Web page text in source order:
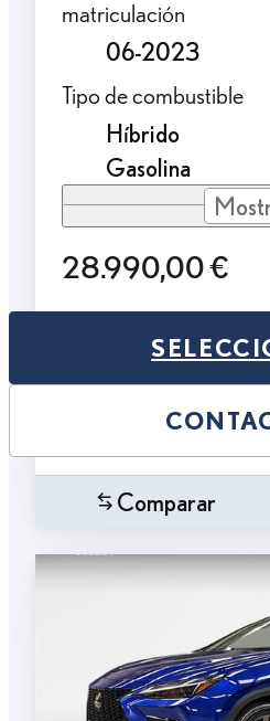
matriculación
06-2023
Tipo de combustible
Híbrido
Gasolina
28.990,00 €
Comparar